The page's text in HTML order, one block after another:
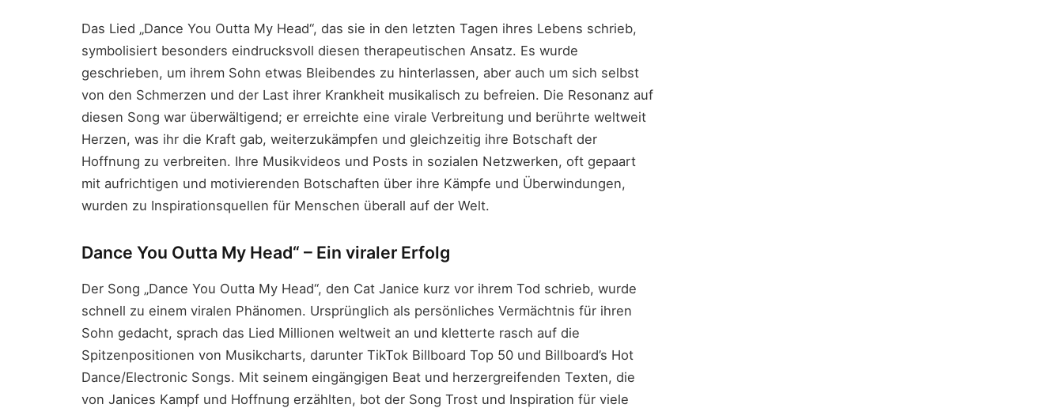
Das Lied „Dance You Outta My Head“, das sie in den letzten Tagen ihres Lebens schrieb,
symbolisiert besonders eindrucksvoll diesen therapeutischen Ansatz. Es wurde
geschrieben, um ihrem Sohn etwas Bleibendes zu hinterlassen, aber auch um sich selbst
von den Schmerzen und der Last ihrer Krankheit musikalisch zu befreien. Die Resonanz auf
diesen Song war überwältigend; er erreichte eine virale Verbreitung und berührte weltweit
Herzen, was ihr die Kraft gab, weiterzukämpfen und gleichzeitig ihre Botschaft der
Hoffnung zu verbreiten. Ihre Musikvideos und Posts in sozialen Netzwerken, oft gepaart
mit aufrichtigen und motivierenden Botschaften über ihre Kämpfe und Überwindungen,
wurden zu Inspirationsquellen für Menschen überall auf der Welt.
Dance You Outta My Head“ – Ein viraler Erfolg
Der Song „Dance You Outta My Head“, den Cat Janice kurz vor ihrem Tod schrieb, wurde
schnell zu einem viralen Phänomen. Ursprünglich als persönliches Vermächtnis für ihren
Sohn gedacht, sprach das Lied Millionen weltweit an und kletterte rasch auf die
Spitzenpositionen von Musikcharts, darunter TikTok Billboard Top 50 und Billboard’s Hot
Dance/Electronic Songs. Mit seinem eingängigen Beat und herzergreifenden Texten, die
von Janices Kampf und Hoffnung erzählten, bot der Song Trost und Inspiration für viele